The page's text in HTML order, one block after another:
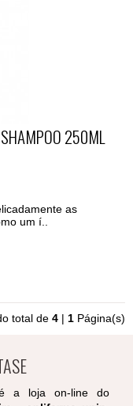
SHAMPOO 250ML
as
um í..
total de 4 | 1 Página(s)
a loja on-line do